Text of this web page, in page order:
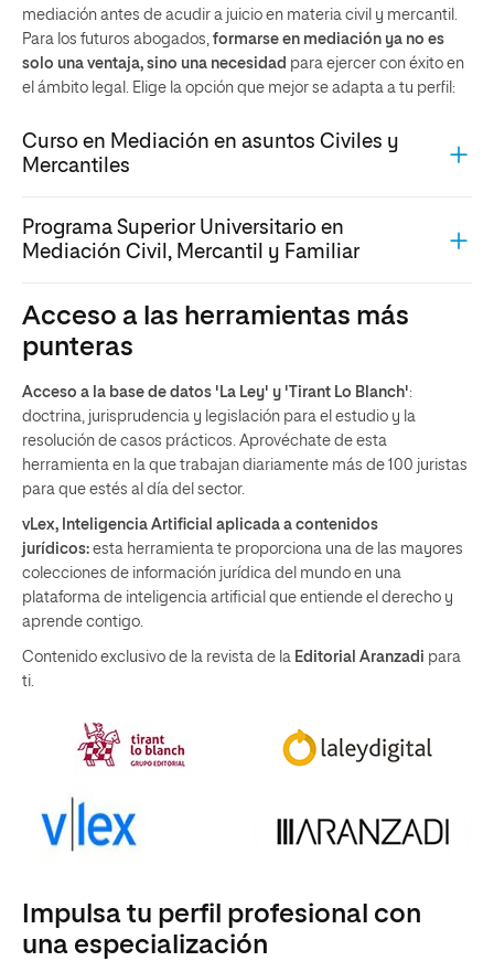
mediación antes de acudir a juicio en materia civil y mercantil.
Para los futuros abogados, formarse en mediación ya no es
solo una ventaja, sino una necesidad para ejercer con éxito en
el ámbito legal. Elige la opción que mejor se adapta a tu perfil:
Curso en Mediación en asuntos Civiles y
Mercantiles
Programa Superior Universitario en
Mediación Civil, Mercantil y Familiar
Acceso a las herramientas más
punteras
Acceso a la base de datos 'La Ley' y 'Tirant Lo Blanch':
doctrina, jurisprudencia y legislación para el estudio y la
resolución de casos prácticos. Aprovéchate de esta
herramienta en la que trabajan diariamente más de 100 juristas
para que estés al día del sector.
vLex, Inteligencia Artificial aplicada a contenidos
jurídicos: esta herramienta te proporciona una de las mayores
colecciones de información jurídica del mundo en una
plataforma de inteligencia artificial que entiende el derecho y
aprende contigo.
Contenido exclusivo de la revista de la Editorial Aranzadi para
ti.
Impulsa tu perfil profesional con
una especialización